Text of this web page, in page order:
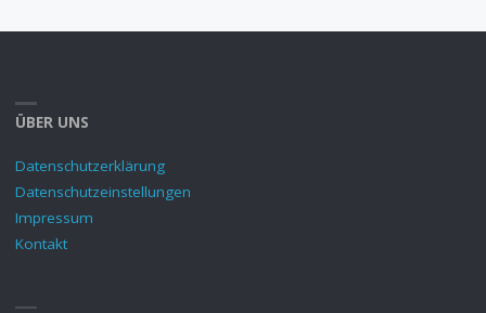
ÜBER UNS
Datenschutzerklärung
Datenschutzeinstellungen
Impressum
Kontakt